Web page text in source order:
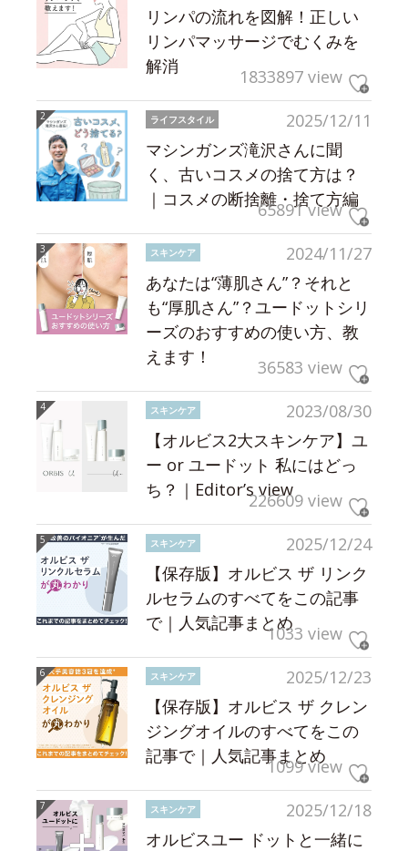
リンパの流れを図解！正しい
リンパマッサージでむくみを
解消
1833897 view
2025/12/11
ライフスタイル
マシンガンズ滝沢さんに聞
く、古いコスメの捨て方は？
｜コスメの断捨離・捨て方編
65891 view
2024/11/27
スキンケア
あなたは“薄肌さん”？それと
も“厚肌さん”？ユードットシリ
ーズのおすすめの使い方、教
えます！
36583 view
2023/08/30
スキンケア
【オルビス2大スキンケア】ユ
ー or ユードット 私にはどっ
ち？｜Editor’s view226609 view
2025/12/24
スキンケア
【保存版】オルビス ザ リンク
ルセラムのすべてをこの記事
で｜人気記事まとめ1033 view
2025/12/23
スキンケア
【保存版】オルビス ザ クレン
ジングオイルのすべてをこの
記事で｜人気記事まとめ
1099 view
2025/12/18
スキンケア
オルビスユー ドットと一緒に